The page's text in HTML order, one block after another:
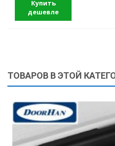
Купить
дешевле
ТОВАРОВ В ЭТОЙ